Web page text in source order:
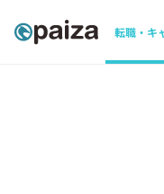
転職・キ
転職成